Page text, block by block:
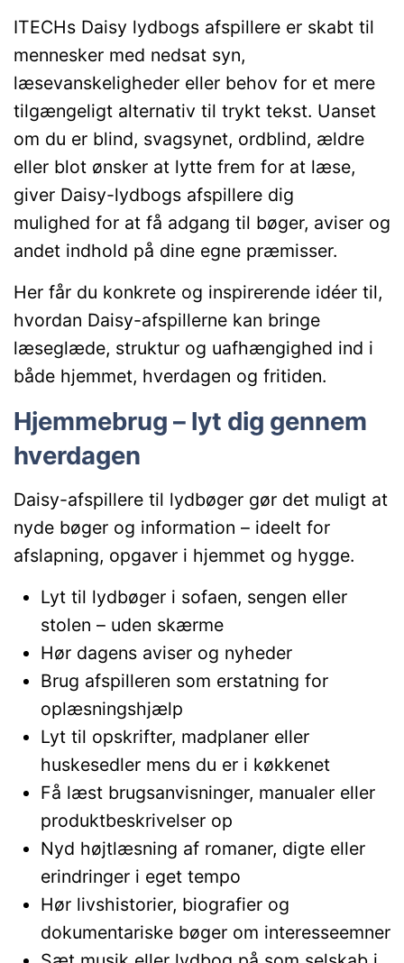
ITECHs Daisy lydbogs afspillere er skabt til
mennesker med nedsat syn,
læsevanskeligheder eller behov for et mere
tilgængeligt alternativ til trykt tekst. Uanset
om du er blind, svagsynet, ordblind, ældre
eller blot ønsker at lytte frem for at læse,
giver Daisy-lydbogs afspillere dig
mulighed for at få adgang til bøger, aviser og
andet indhold på dine egne præmisser.
Her får du konkrete og inspirerende idéer til,
hvordan Daisy-afspillerne kan bringe
læseglæde, struktur og uafhængighed ind i
både hjemmet, hverdagen og fritiden.
Hjemmebrug – lyt dig gennem
hverdagen
Daisy-afspillere til lydbøger gør det muligt at
nyde bøger og information – ideelt for
afslapning, opgaver i hjemmet og hygge.
Lyt til lydbøger i sofaen, sengen eller
stolen – uden skærme
Hør dagens aviser og nyheder
Brug afspilleren som erstatning for
oplæsningshjælp
Lyt til opskrifter, madplaner eller
huskesedler mens du er i køkkenet
Få læst brugsanvisninger, manualer eller
produktbeskrivelser op
Nyd højtlæsning af romaner, digte eller
erindringer i eget tempo
Hør livshistorier, biografier og
dokumentariske bøger om interesseemner